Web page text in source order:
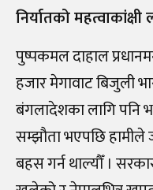
निर्यातको
पुष्पकमल दाहाल
हजार मेगावाट बिजुली
बंगलादेशका लागि पनि
सम्झौता भएपछि
बहस गर्न थाल्यौँ ।